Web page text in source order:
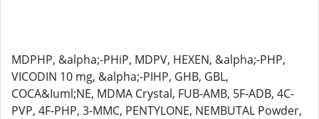
MDPHP, &alpha;-PHiP, MDPV, HEXEN, &alpha;-PHP,
VICODIN 10 mg, &alpha;-PIHP, GHB, GBL,
COCA&Iuml;NE, MDMA Crystal, FUB-AMB, 5F-ADB, 4C-
PVP, 4F-PHP, 3-MMC, PENTYLONE, NEMBUTAL Powder,